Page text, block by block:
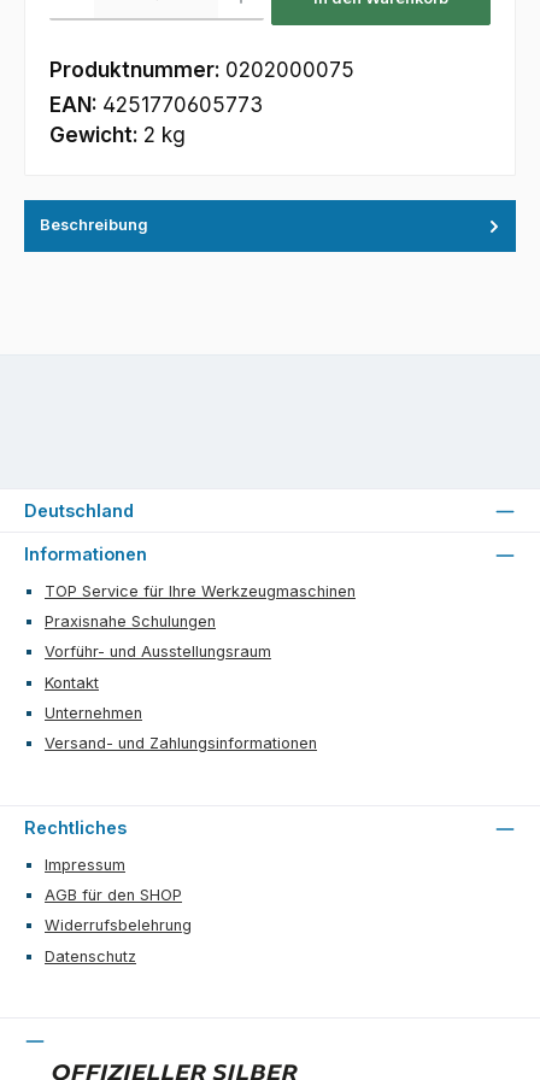
Produktnummer: 0202000075
EAN: 4251770605773
Gewicht: 2 kg
Beschreibung
Informationen
TOP Service für Ihre Werkzeugmaschinen
Praxisnahe Schulungen
Vorführ- und Ausstellungsraum
Kontakt
Unternehmen
Versand- und Zahlungsinformationen
Rechtliches
Impressum
AGB für den SHOP
Widerrufsbelehrung
Datenschutz
Deutschland